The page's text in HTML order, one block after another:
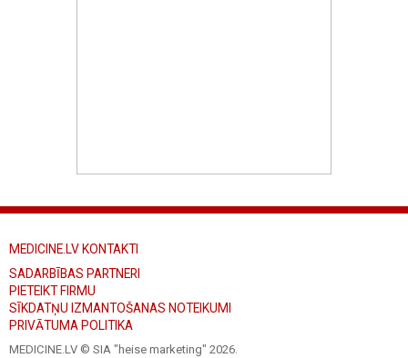
MEDICINE.LV KONTAKTI
SADARBĪBAS PARTNERI
PIETEIKT FIRMU
SĪKDATŅU IZMANTOŠANAS NOTEIKUMI
PRIVĀTUMA POLITIKA
MEDICINE.LV © SIA "heise marketing" 2026.